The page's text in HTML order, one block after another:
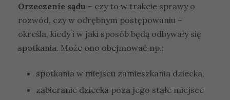
Orzeczenie sądu – czy to w trakcie sprawy o
rozwód, czy w odrębnym postępowaniu –
określa, kiedy i w jaki sposób będą odbywały się
spotkania. Może ono obejmować np.:
spotkania w miejscu zamieszkania dziecka,
zabieranie dziecka poza jego stałe miejsce